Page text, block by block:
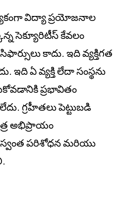
విద్యా ప్రయోజనాల
సెక్యూరిటీస్ కేవలం
కాదు. ఇది వ్యక్తిగత
ఇది ఏ వ్యక్తి లేదా సంస్థను
ప్రభావితం
గ్రహీతలు పెట్టుబడి
అభిప్రాయం
పరిశోధన మరియు